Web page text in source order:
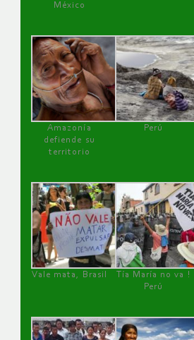
México
Amazonía
defiende su
territorio
Perú
Vale mata, Brasil
Tía María no va !
Perú